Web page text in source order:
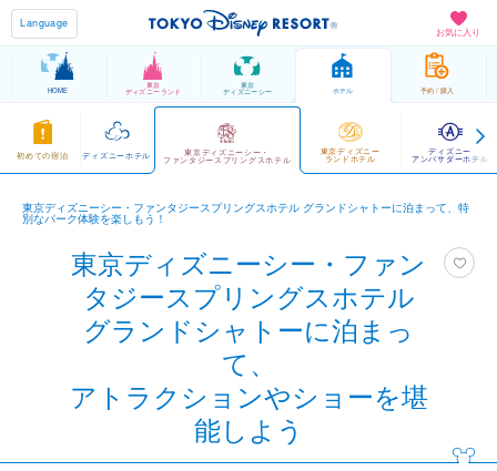
お気に入り
Language
HOME
東京
ディズニーランド
東京
ディズニーシー ホテル 予約 / 購入
初めての宿泊 ディズニーホテル 東京ディズニーシー・
ファンタジースプリングスホテル
東京ディズニー
ランドホテル
ディズニー
アンバサダーホテル
東京ディズニーシー・ファンタジースプリングスホテル グランドシャトーに泊まって、特
別なパーク体験を楽しもう！
東京ディズニーシー・ファン
タジースプリングスホテル
グランドシャトーに泊まっ
て、
アトラクションやショーを堪
能しよう